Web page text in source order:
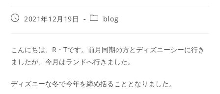
2021年12月19日 blog
こんにちは、R・Tです。前月同期の方とディズニーシーに行き
ましたが、今月はランドへ行きました。
ディズニーな冬で今年を締め括ることとなりました。